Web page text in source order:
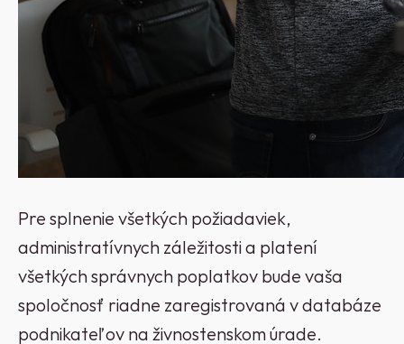
Pre splnenie všetkých požiadaviek,
administratívnych záležitosti a platení
všetkých správnych poplatkov bude vaša
spoločnosť riadne zaregistrovaná v databáze
podnikateľov na živnostenskom úrade.